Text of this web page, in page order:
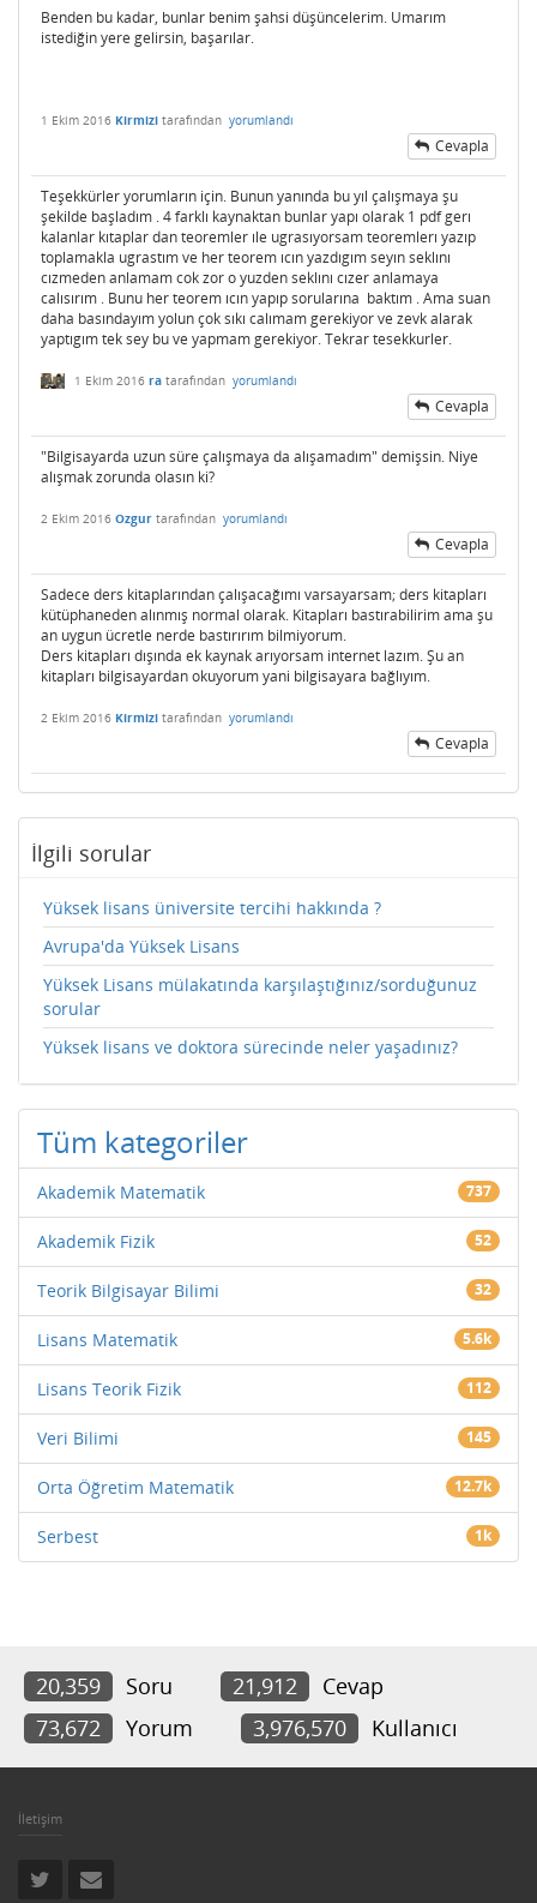
Benden bu kadar, bunlar benim şahsi düşüncelerim. Umarım
istediğin yere gelirsin, başarılar.
1 Ekim 2016 Kirmizi tarafından yorumlandı
Cevapla
Teşekkürler yorumların için. Bunun yanında bu yıl çalışmaya şu
şekilde başladım . 4 farklı kaynaktan bunlar yapı olarak 1 pdf gerı
kalanlar kıtaplar dan teoremler ıle ugrasıyorsam teoremlerı yazıp
toplamakla ugrastım ve her teorem ıcın yazdıgım seyın seklını
cızmeden anlamam cok zor o yuzden seklını cızer anlamaya
calısırım . Bunu her teorem ıcın yapıp sorularına baktım . Ama suan
daha basındayım yolun çok sıkı calımam gerekiyor ve zevk alarak
yaptıgım tek sey bu ve yapmam gerekiyor. Tekrar tesekkurler.
1 Ekim 2016 ra tarafından yorumlandı
Cevapla
"Bilgisayarda uzun süre çalışmaya da alışamadım" demişsin. Niye
alışmak zorunda olasın ki?
2 Ekim 2016 Ozgur tarafından yorumlandı
Cevapla
Sadece ders kitaplarından çalışacağımı varsayarsam; ders kitapları
kütüphaneden alınmış normal olarak. Kitapları bastırabilirim ama şu
an uygun ücretle nerde bastırırım bilmiyorum.
Ders kitapları dışında ek kaynak arıyorsam internet lazım. Şu an
kitapları bilgisayardan okuyorum yani bilgisayara bağlıyım.
2 Ekim 2016 Kirmizi tarafından yorumlandı
Cevapla
İlgili sorular
Yüksek lisans üniversite tercihi hakkında ?
Avrupa'da Yüksek Lisans
Yüksek Lisans mülakatında karşılaştığınız/sorduğunuz
sorular
Yüksek lisans ve doktora sürecinde neler yaşadınız?
Tüm kategoriler
Akademik Matematik 737
Akademik Fizik 52
Teorik Bilgisayar Bilimi 32
Lisans Matematik 5.6k
Lisans Teorik Fizik 112
Veri Bilimi 145
Orta Öğretim Matematik 12.7k
Serbest 1k
20,359 Soru 21,912
Cevap
73,672
Yorum 3,976,570 Kullanıcı
İletişim